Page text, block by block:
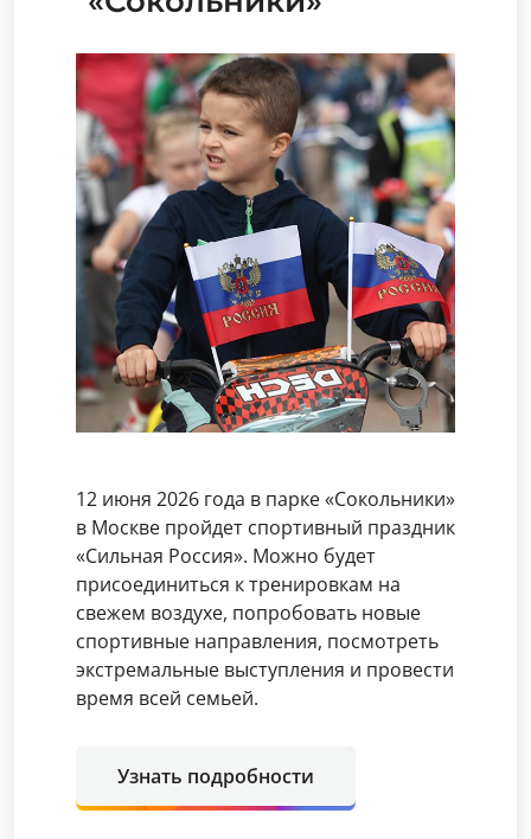
12 июня 2026 года в парке «Сокольники»
в Москве пройдет спортивный праздник
«Сильная Россия». Можно будет
присоединиться к тренировкам на
свежем воздухе, попробовать новые
спортивные направления, посмотреть
экстремальные выступления и провести
время всей семьей.
Узнать подробности